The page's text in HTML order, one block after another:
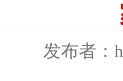
发布者：